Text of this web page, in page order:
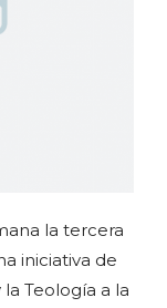
la tercera
iniciativa de
Teología a la